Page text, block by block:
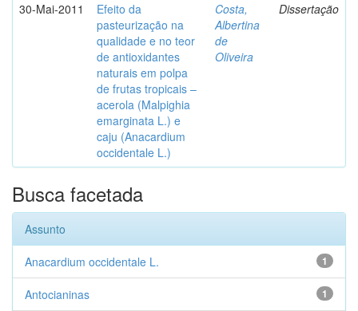
30-Mai-2011
Efeito da
pasteurização na
qualidade e no teor
de antioxidantes
naturais em polpa
de frutas tropicais –
acerola (Malpighia
emarginata L.) e
caju (Anacardium
occidentale L.)
Costa,
Albertina
de
Oliveira
Dissertação
Busca facetada
Assunto
1
Anacardium occidentale L.
1
Antocianinas